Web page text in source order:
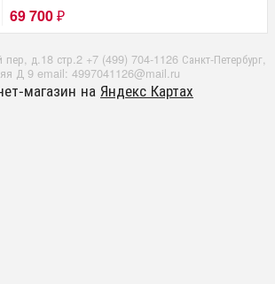
69 700 ₽
д.18 стр.2 +7 (499) 704-1126 Санкт-Петербург,
Д 9 email: 4997041126@mail.ru
магазин на Яндекс Картах